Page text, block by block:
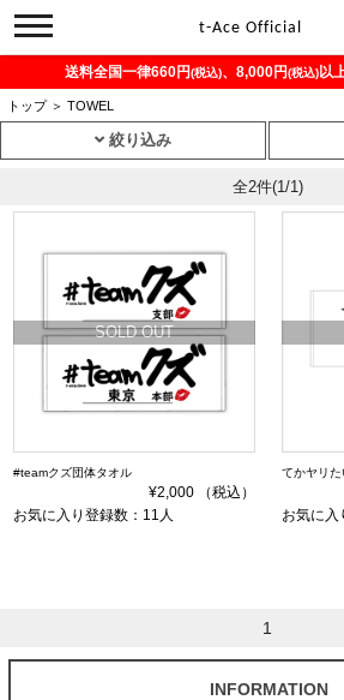
toggle
navigation
t-Ace Official
送料全国一律660円(税込)、8,000円(税込)以
トップ ＞ TOWEL
絞り込み
全2件(1/1)
SOLD OUT
#teamクズ団体タオル
¥2,000 （税込）
お気に入り登録数：11人
てかヤリ
お気に入
1
INFORMATION